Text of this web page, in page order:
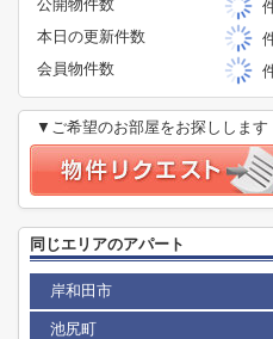
公開物件数
本日の更新件数
会員物件数
▼ご希望のお部屋をお探しします
同じエリアのアパート
岸和田市
池尻町